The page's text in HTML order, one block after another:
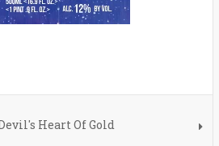
Heart Of Gold